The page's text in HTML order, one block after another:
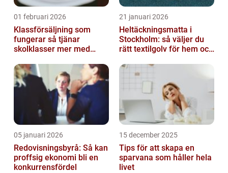
01 februari 2026
Klassförsäljning som
fungerar så tjänar
skolklasser mer med
21 januari 2026
Heltäckningsmatta i
Stockholm: så väljer du
rätt textilgolv för hem och
05 januari 2026
Redovisningsbyrå: Så kan
proffsig ekonomi bli en
konkurrensfördel
15 december 2025
Tips för att skapa en
sparvana som håller hela
livet